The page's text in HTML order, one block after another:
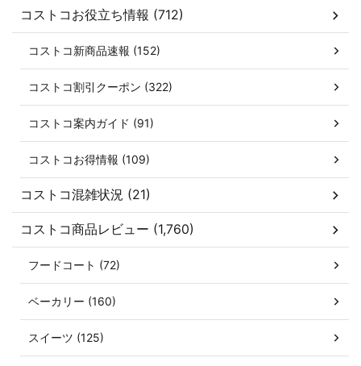
コストコお役立ち情報 (712)
コストコ新商品速報 (152)
コストコ割引クーポン (322)
コストコ案内ガイド (91)
コストコお得情報 (109)
コストコ混雑状況 (21)
コストコ商品レビュー (1,760)
フードコート (72)
ベーカリー (160)
スイーツ (125)